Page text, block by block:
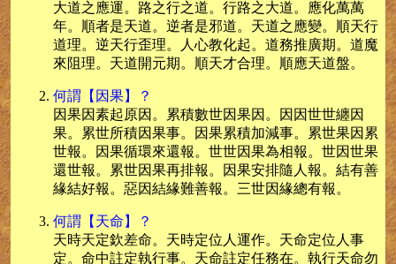
大道之應運。路之行之道。行路之大道。應化萬萬
年。順者是天道。逆者是邪道。天道之應變。順天行
道理。逆天行歪理。人心教化起。道務推廣期。道魔
來阻理。天道開元期。順天才合理。順應天道盤。
何謂【因果】？
因果因素起原因。累積數世因果因。因因世世纏因
果。累世所積因果事。因果累積加減事。累世果因累
世報。因果循環來還報。世世因果為相報。世因世果
還世報。累世因果再排報。因果安排隨人報。結有善
緣結好報。惡因結緣難善報。三世因緣總有報。
何謂【天命】？
天時天定欽差命。天時定位人運作。天命定位人事
定。命中註定執行事。天命註定任務在。執行天命勿